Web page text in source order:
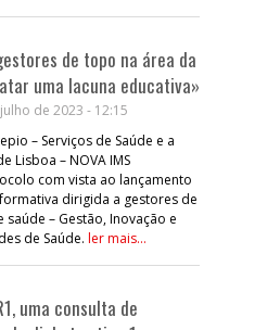
de topo na área da
uma lacuna educativa»
de 2023 - 12:15
– Serviços de Saúde e a
Lisboa – NOVA IMS
com vista ao lançamento
dirigida a gestores de
– Gestão, Inovação e
de Saúde. ler mais...
uma consulta de